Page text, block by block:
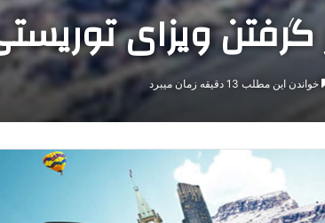
ویزای
خواندن این مطلب 13 دقیقه زمان میبرد